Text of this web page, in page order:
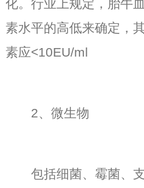
化。行业上规定，胎牛
素水平的高低来确定，
素应<10EU/ml
2、微生物
包括细菌、霉菌、支